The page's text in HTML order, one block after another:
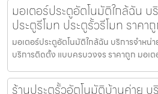
มอเตอร์ประตูอัตโนมัติใกล้ฉัน บ
ประตูรีโมท ประตูรั้วรีโมท ราคา
มอเตอร์ประตูอัตโนมัติใกล้ฉัน บริการจำหน่า
บริการติดตั้ง แบบครบวงจร ราคาถูก มอเ
ร้านประตูรั้วอัตโนมัติบ้านค่าย บ